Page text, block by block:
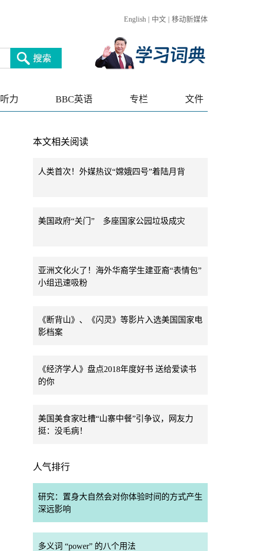
English 中文 移动新媒体
听力 BBC英语 专栏 文件
本文相关阅读
人类首次！外媒热议“嫦娥四号”着陆月背
美国政府“关门” 多座国家公园垃圾成灾
亚洲文化火了！海外华裔学生建亚裔“表情包”
小组迅速吸粉
《断背山》、《闪灵》等影片入选美国国家电
影档案
《经济学人》盘点2018年度好书 送给爱读书
的你
美国美食家吐槽“山寨中餐”引争议，网友力
挺：没毛病！
人气排行
研究：置身大自然会对你体验时间的方式产生
深远影响
多义词 “power” 的八个用法